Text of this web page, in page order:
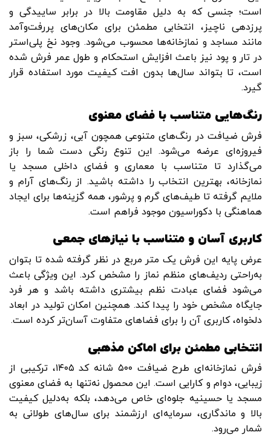
است؛ جنسی که به دلیل مقاومت بالا در برابر ساییدگی و
پرزدهی ناچیز، انتخابی مطمئن برای مکان‌های پررفت‌وآمد
مانند مساجد و نمازخانه‌ها محسوب می‌شود. وجود نخ پلی‌استر
در تار و پود نیز باعث افزایش استحکام و طول عمر فرش شده
است، تا بتواند سال‌ها بدون افت کیفیت مورد استفاده قرار
گیرد.
رنگ‌هایی متناسب با فضای معنوی
فرش ضیافت در رنگ‌های متنوعی همچون آبی، زرشکی، سبز و
فیروزه‌ای عرضه می‌شود. این تنوع رنگی دست شما را باز
می‌گذارد تا متناسب با معماری و فضای داخلی مسجد یا
نمازخانه، بهترین انتخاب را داشته باشید. از رنگ‌های آرام و
ملایم گرفته تا طیف‌های گرم و پرشور، همه گزینه‌ها برای ایجاد
هماهنگی با دکوراسیون موجود فراهم است.
کاربری آسان و متناسب با نیازهای جمعی
عرض پایه این فرش یک متر مربع در نظر گرفته شده تا بتوان
به‌راحتی ردیف‌های منظم نماز را مشخص کرد. این ویژگی باعث
می‌شود فضای عبادت نظم بیشتری داشته باشد و هر فرد
جایگاه مشخص خود را پیدا کند. همچنین امکان تولید در ابعاد
دلخواه، کاربری آن را برای فضاهای متفاوت آسان‌تر کرده است.
انتخابی مطمئن برای اماکن مذهبی
فرش نمازخانه‌ای طرح ضیافت ۵۰۰ شانه کد ۱۴۰۵، ترکیبی از
زیبایی، دوام و کارایی است. این محصول نه‌تنها به فضای معنوی
مسجد یا حسینیه جلوه‌ای خاص می‌دهد، بلکه به‌دلیل کیفیت
بالا و ماندگاری، سرمایه‌ای ارزشمند برای سال‌های طولانی به
شمار می‌رود.